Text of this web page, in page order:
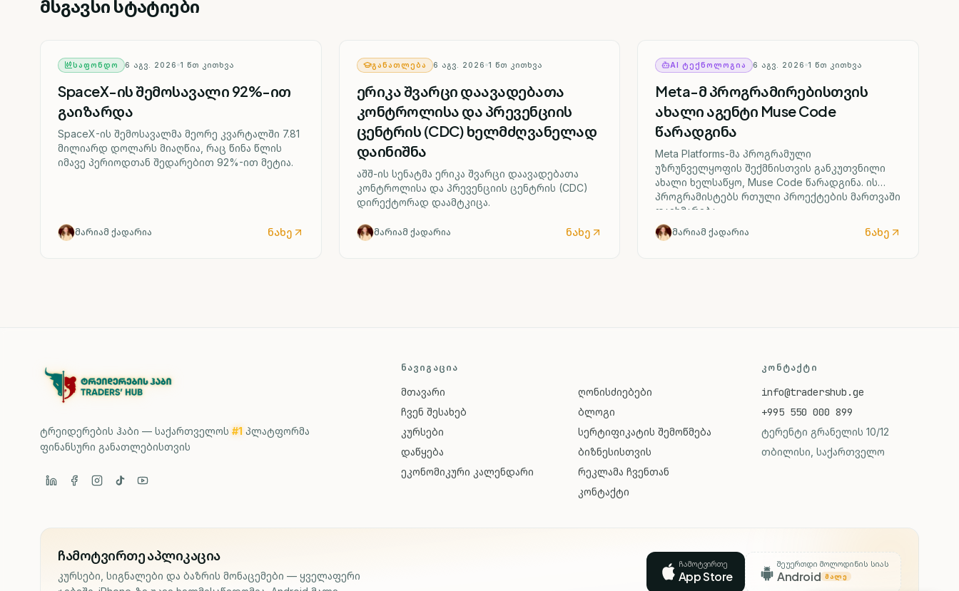
მსგავსი სტატიები
ᲡᲐᲤᲝᲜᲓᲝ 6 ᲐᲒᲕ. 2026 1 ᲬᲗ ᲙᲘᲗᲮᲕᲐ
SpaceX-ის შემოსავალი 92%-ით
გაიზარდა
SpaceX-ის შემოსავალმა მეორე კვარტალში 7.81
მილიარდ დოლარს მიაღწია, რაც წინა წლის
იმავე პერიოდთან შედარებით 92%-ით მეტია.
მარიამ ქადარია ნახე
ᲒᲐᲜᲐᲗᲚᲔᲑᲐ 6 ᲐᲒᲕ. 2026 1 ᲬᲗ ᲙᲘᲗᲮᲕᲐ
ერიკა შვარცი დაავადებათა
კონტროლისა და პრევენციის
ცენტრის (CDC) ხელმძღვანელად
დაინიშნა
აშშ-ის სენატმა ერიკა შვარცი დაავადებათა
კონტროლისა და პრევენციის ცენტრის (CDC)
დირექტორად დაამტკიცა.
მარიამ ქადარია ნახე
AI ᲢᲔᲥᲜᲝᲚᲝᲒᲘᲐ 6 ᲐᲒᲕ. 2026 1 ᲬᲗ ᲙᲘᲗᲮᲕᲐ
Meta-მ პროგრამირებისთვის
ახალი აგენტი Muse Code
წარადგინა
Meta Platforms-მა პროგრამული
უზრუნველყოფის შექმნისთვის განკუთვნილი
ახალი ხელსაწყო, Muse Code წარადგინა. ის
პროგრამისტებს რთული პროექტების მართვაში
დაეხმარება.
მარიამ ქადარია ნახე
ტრეიდერების ჰაბი — საქართველოს #1 პლატფორმა
ფინანსური განათლებისთვის
ᲜᲐᲕᲘᲒᲐᲪᲘᲐ
მთავარი
ჩვენ შესახებ
კურსები
დაწყება
ეკონომიკური კალენდარი
ღონისძიებები
ბლოგი
სერტიფიკატის შემოწმება
ბიზნესისთვის
რეკლამა ჩვენთან
კონტაქტი
ᲙᲝᲜᲢᲐᲥᲢᲘ
info@tradershub.ge
+995 550 000 899
ტერენტი გრანელის 10/12
თბილისი, საქართველო
ჩამოტვირთე აპლიკაცია
კურსები, სიგნალები და ბაზრის მონაცემები — ყველაფერი
ჩამოტვირთე
App Store
შეუერთდი მოლოდინის სიას
Android ᲛᲐᲚᲔ